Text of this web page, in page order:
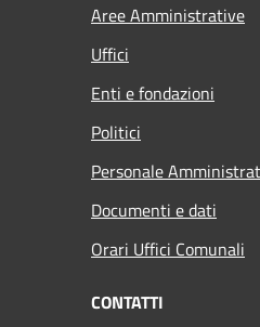
Aree Amministrative
Uffici
Enti e fondazioni
Politici
Personale
Documenti e dati
Orari Uffici Comunali
CONTATTI